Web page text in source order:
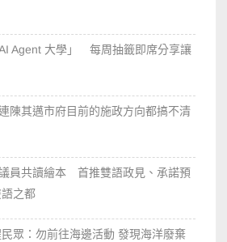
Agent 大學」 每周抽籤即席分享讓
陳其邁市府目前的施政方向都搞不清
員共讀繪本 首推雙語政見、承諾預
之都
眾：勿前往海邊活動 發現海洋廢棄